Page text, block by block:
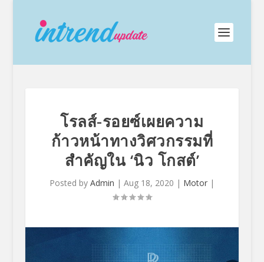
โรลส์-รอยซ์เผยความ
ก้าวหน้าทางวิศวกรรมที่
สำคัญใน ‘นิว โกสต์’
Posted by Admin | Aug 18, 2020 | Motor|